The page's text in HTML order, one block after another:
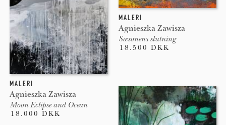
MALERI
Agnieszka Zawisza
Sæsonens slutning
18.500 DKK
MALERI
Agnieszka Zawisza
Moon Eclipse and Ocean
18.000 DKK